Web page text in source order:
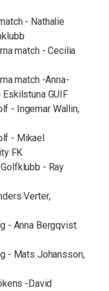
- Nathalie
match - Cecilia
match -Anna-
GUIF
- Ingemar Wallin,
- Mikael
FK
- Ray
Verter,
- Anna Bergqvist.
- Mats Johansson,
-David